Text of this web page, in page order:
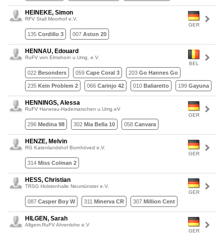
GER
HEINEKE, Simon
RFV Stall Moorhof e.V.
135 Cordillo 3 007 Aston 20
BEL
HENNAU, Edouard
RuFV von Elmshorn u.Umg. e.V.
022 Besonders 059 Cape Coral 3 203 Go Hannes Go
235 Kein Problem 2 066 Carinjo 42 010 Baliaretto 199 Gayuna
GER
HENNINGS, Alessa
RuFV Hanerau-Hademarschen u.Umg.eV
296 Medina 98 302 Mia Bella 10 058 Canvara
GER
HENZE, Melvin
RG Katenlandshof Bornhöved e.V.
314 Miss Colman 2
GER
HESS, Christian
TRSG Holstenhalle Neumünster e.V.
087 Casper Boy W 311 Minerva CR 307 Million Cent
GER
HILGEN, Sarah
Allgem.RuFV Ahrenlohe e.V